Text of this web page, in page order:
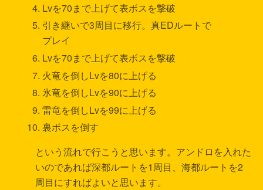
Lvを70まで上げて表ボスを撃破
引き継いで3周目に移行。真EDルートで
プレイ
Lvを70まで上げて表ボスを撃破
火竜を倒しLvを80に上げる
氷竜を倒しLvを90に上げる
雷竜を倒しLvを99に上げる
裏ボスを倒す
という流れで行こうと思います。アンドロを入れた
いのであれば深都ルートを1周目、海都ルートを2
周目にすればよいと思います。